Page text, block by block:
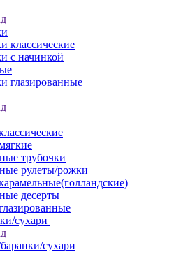
классические
с начинкой
глазированные
трубочки
рулеты/рожки
десерты
сухари
сухари